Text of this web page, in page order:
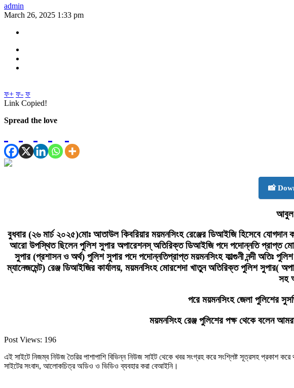
admin
March 26, 2025 1:33 pm
ফ+ ফ- ফ
Link Copied!
Spread the love
📸
আবুল
বুধবার (২৬ মার্চ ২০২৫)মোঃ আতাউল কিবরিয়ার ময়মনসিংহ রেঞ্জের ডিআইজি হিসেবে
আরো উপস্থিত ছিলেন পুলিশ সুপার অপারেশনস্ অতিরিক্ত ডিআইজি পদে পদোন্নতি প্রাপ্ত
সুপার (প্রশাসন ও অর্থ) পুলিশ সুপার পদে পদোন্নতিপ্রাপ্ত ময়মনসিংহ ফাল্গুনী নন্দী অতিঃ
ম্যানেজমেন্ট) রেঞ্জ ডিআইজির কার্যালয়, ময়মনসিংহ মোরশেদা খাতুন অতিরিক্ত পুলিশ সুপার(
সহ
পরে ময়মনসিংহ জেলা পুলিশের
ময়মনসিংহ রেঞ্জ পুলিশের পক্ষ থেকে বলেন
Post Views: 196
এই সাইটে নিজম্ব নিউজ তৈরির পাশাপাশি বিভিন্ন নিউজ সাইট থেকে খবর সংগ্রহ করে সংশ্লিষ্ট সূত্রসহ প্রকাশ
সাইটের সংবাদ, আলোকচিত্র অডিও ও ভিডিও ব্যবহার করা বেআইনি।